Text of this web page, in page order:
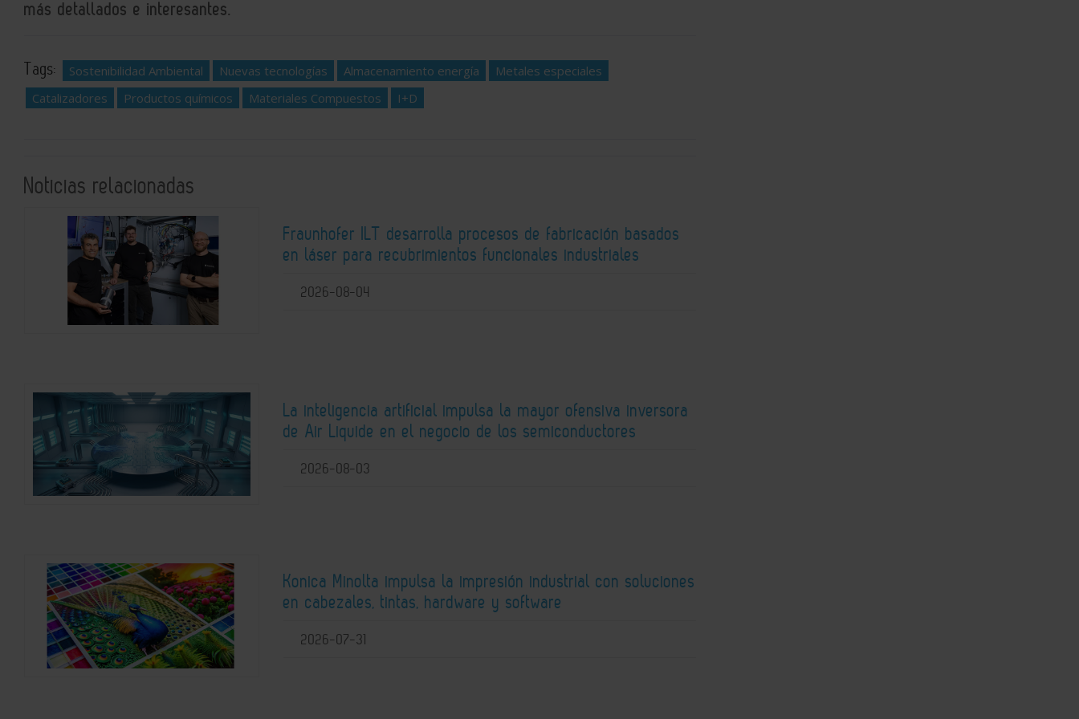
más detallados e interesantes.
Tags: Sostenibilidad Ambiental Nuevas tecnologías Almacenamiento energía
Metales especiales
Catalizadores
Productos químicos Materiales Compuestos I+D
Noticias relacionadas
Fraunhofer ILT desarrolla procesos de fabricación basados
en láser para recubrimientos funcionales industriales
2026-08-04
La inteligencia artificial impulsa la mayor ofensiva inversora
de Air Liquide en el negocio de los semiconductores
2026-08-03
Konica Minolta impulsa la impresión industrial con soluciones
en cabezales, tintas, hardware y software
2026-07-31